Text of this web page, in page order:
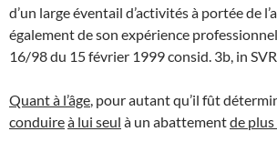
d’un large éventail d’activités à portée de
également de son expérience
16/98 du 15 février 1999 consid. 3b, in SVR
Quant à l’âge , pour autant qu’il fût
conduireà lui seul à un abattementde plus